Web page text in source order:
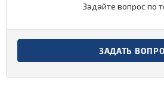
Задайте вопрос по
ЗАДАТЬ